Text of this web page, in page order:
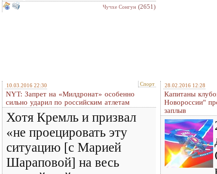
Чучхе Сонгун (2651)
10.03.2016 22:30 Спорт
NYT: Запрет на «Милдронат» особенно
сильно ударил по российским атлетам
Хотя Кремль и призвал
«не проецировать эту
ситуацию [с Марией
Шараповой] на весь
28.02.2016 12:28
Капитаны
Новороссии"
заплыв